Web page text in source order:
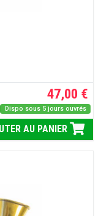
47,00 €
Dispo sous 5 jours ouvrés
AU PANIER